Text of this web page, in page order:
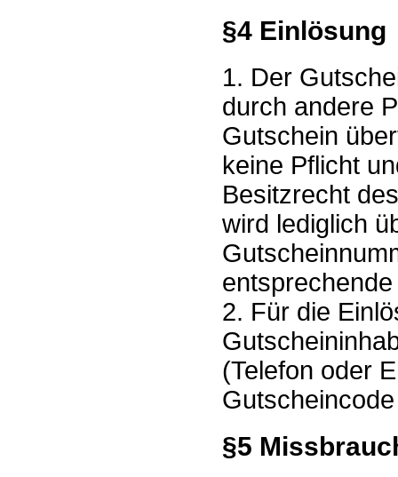
§4 Einlösung
1. Der
durch andere
Gutschein
keine Pflicht
Besitzrecht
wird lediglich
2. Für die
(Telefon oder
§5